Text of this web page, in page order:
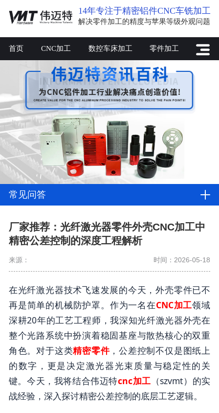
14年专注于精密铝件CNC车铣加工
解决零件加工的精度与苹果等级外观问题
首页 CNC加工 数控车床加工 零件加工
常见问答
厂家推荐：光纤激光器零件外壳CNC加工中
精密公差控制的深度工程解析
来源： 时间：2026-05-18
在光纤激光器技术飞速发展的今天，外壳零件已不
再是简单的机械防护罩。作为一名在CNC加工领域
深耕20年的工艺工程师，我深知光纤激光器外壳在
整个光路系统中扮演着稳固基座与散热核心的双重
角色。对于这类精密零件，公差控制不仅是图纸上
的数字，更是决定激光器光束质量与稳定性的关
键。今天，我将结合伟迈特cnc加工 （szvmt）的实
战经验，深入探讨精密公差控制的底层工艺逻辑。